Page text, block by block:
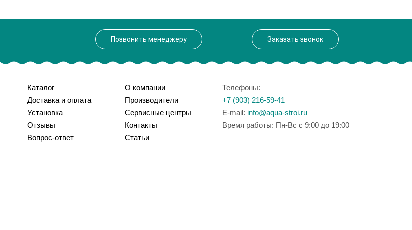
Позвонить менеджеру Заказать звонок
Каталог
Доставка и оплата
Установка
Отзывы
Вопрос-ответ
О компании
Производители
Сервисные центры
Контакты
Статьи
Телефоны:
+7 (903) 216-59-41
E-mail: info@aqua-stroi.ru
Время работы: Пн-Вс с 9:00 до 19:00